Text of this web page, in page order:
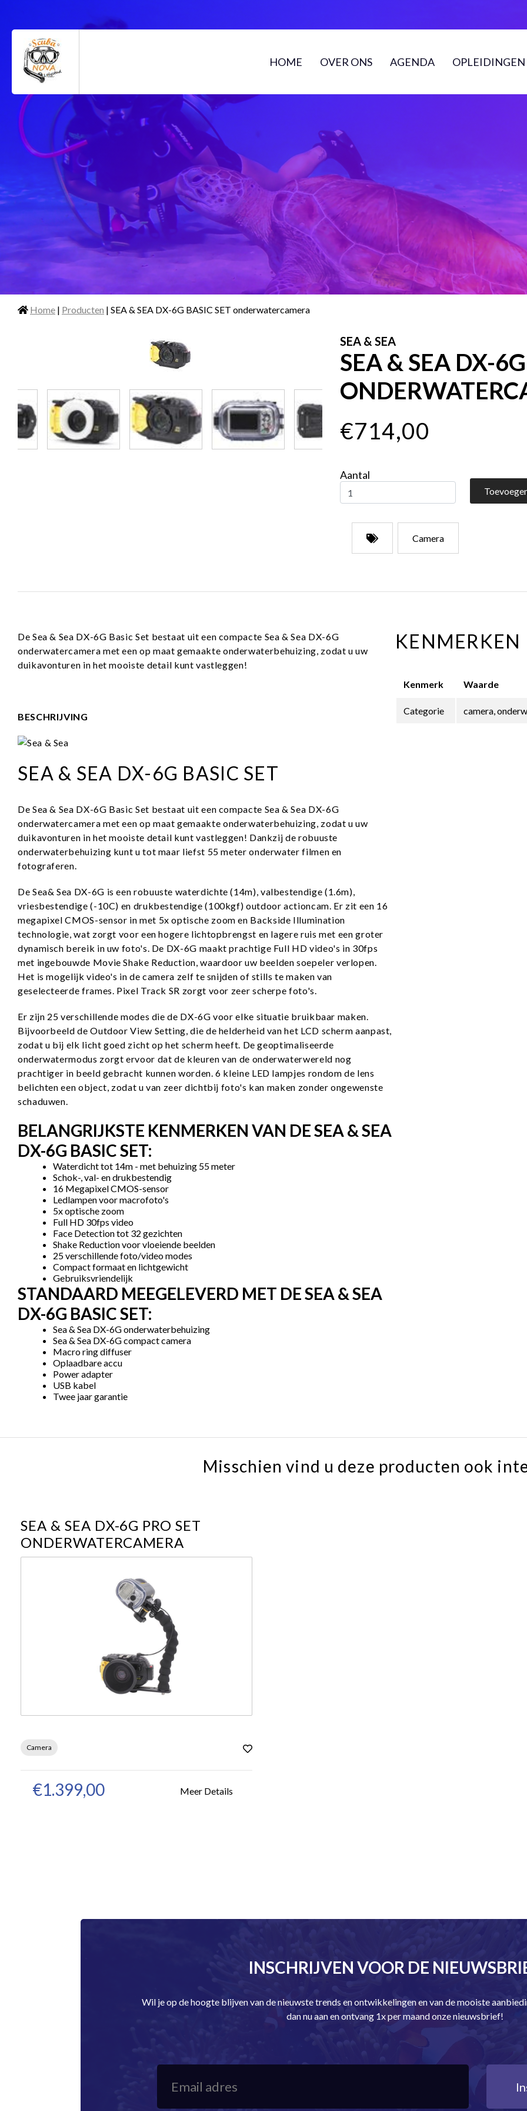
HOME OVER ONS AGENDA OPLEIDINGEN
Home | Producten | SEA & SEA DX-6G BASIC SET onderwatercamera
SEA & SEA
SEA & SEA DX-
€714,00
Aantal
Camera
De Sea & Sea DX-6G Basic Set bestaat uit een compacte Sea & Sea DX-6G
onderwatercamera met een op maat gemaakte onderwaterbehuizing, zodat u uw
duikavonturen in het mooiste detail kunt vastleggen!
BESCHRIJVING
SEA & SEA DX-6G BASIC SET
De Sea & Sea DX-6G Basic Set bestaat uit een compacte Sea & Sea DX-6G
onderwatercamera met een op maat gemaakte onderwaterbehuizing, zodat u uw
duikavonturen in het mooiste detail kunt vastleggen! Dankzij de robuuste
onderwaterbehuizing kunt u tot maar liefst 55 meter onderwater filmen en
fotograferen.
De Sea& Sea DX-6G is een robuuste waterdichte (14m), valbestendige (1.6m),
vriesbestendige (-10C) en drukbestendige (100kgf) outdoor actioncam. Er zit een 16
megapixel CMOS-sensor in met 5x optische zoom en Backside Illumination
technologie, wat zorgt voor een hogere lichtopbrengst en lagere ruis met een groter
dynamisch bereik in uw foto's. De DX-6G maakt prachtige Full HD video's in 30fps
met ingebouwde Movie Shake Reduction, waardoor uw beelden soepeler verlopen.
Het is mogelijk video's in de camera zelf te snijden of stills te maken van
geselecteerde frames. Pixel Track SR zorgt voor zeer scherpe foto's.
Er zijn 25 verschillende modes die de DX-6G voor elke situatie bruikbaar maken.
Bijvoorbeeld de Outdoor View Setting, die de helderheid van het LCD scherm aanpast,
zodat u bij elk licht goed zicht op het scherm heeft. De geoptimaliseerde
onderwatermodus zorgt ervoor dat de kleuren van de onderwaterwereld nog
prachtiger in beeld gebracht kunnen worden. 6 kleine LED lampjes rondom de lens
belichten een object, zodat u van zeer dichtbij foto's kan maken zonder ongewenste
schaduwen.
BELANGRIJKSTE KENMERKEN VAN DE SEA & SEA
DX-6G BASIC SET:
Waterdicht tot 14m - met behuizing 55 meter
Schok-, val- en drukbestendig
16 Megapixel CMOS-sensor
Ledlampen voor macrofoto's
5x optische zoom
Full HD 30fps video
Face Detection tot 32 gezichten
Shake Reduction voor vloeiende beelden
25 verschillende foto/video modes
Compact formaat en lichtgewicht
Gebruiksvriendelijk
STANDAARD MEEGELEVERD MET DE SEA & SEA
DX-6G BASIC SET:
Sea & Sea DX-6G onderwaterbehuizing
Sea & Sea DX-6G compact camera
Macro ring diffuser
Oplaadbare accu
Power adapter
USB kabel
Twee jaar garantie
KENMERKEN
Kenmerk Waarde
Categorie camera,
Misschien vind u deze producten ook
SEA & SEA DX-6G PRO SET
ONDERWATERCAMERA
Camera
€1.399,00 Meer Details
INSCHRIJVEN VOOR DE
Wil je op de hoogte blijven van de nieuwste trends en ontwikkelingen en van de mooiste
dan nu aan en ontvang 1x per maand onze nieuwsbrief!